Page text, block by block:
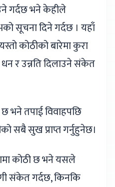
गर्दछ भने केहीले
सूचना दिने गर्दछ । यहाँ
कोठीको बारेमा कुरा
र उन्नति दिलाउने संकेत
भने तपाई विवाहपछि
सबै सुख प्राप्त गर्नुहुनेछ।
कोठी छ भने यसले
संकेत गर्दछ, किनकि